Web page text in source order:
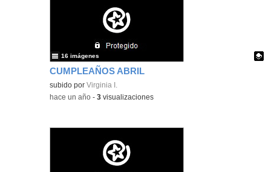
CUMPLEAÑOS ABRIL
Contenido educativo.
subido porVirginia I.
16 imágenes
-hace un año -3 visualizaciones